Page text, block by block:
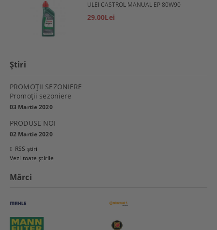
ULEI CASTROL MANUAL EP 80W90
29.00Lei
Ştiri
PROMOŢII SEZONIERE
Promoţii sezoniere
03 Martie 2020
PRODUSE NOI
02 Martie 2020
RSS știri
Vezi toate știrile
Mărci